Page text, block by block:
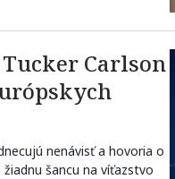
Carlson
nenávisť a hovoria o
šancu na víťazstvo